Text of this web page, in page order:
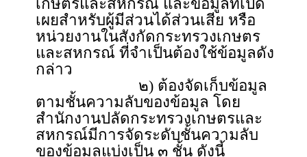
เกษตรและสหกรณ์ และข้อมูลที่เปิด
เผยสำหรับผู้มีส่วนได้ส่วนเสีย หรือ
หน่วยงานในสังกัดกระทรวงเกษตร
และสหกรณ์ ที่จำเป็นต้องใช้ข้อมูลดัง
กล่าว
๒) ต้องจัดเก็บข้อมูล
ตามชั้นความลับของข้อมูล โดย
สำนักงานปลัดกระทรวงเกษตรและ
สหกรณ์มีการจัดระดับชั้นความลับ
ของข้อมูลแบ่งเป็น ๓ ชั้น ดังนี้